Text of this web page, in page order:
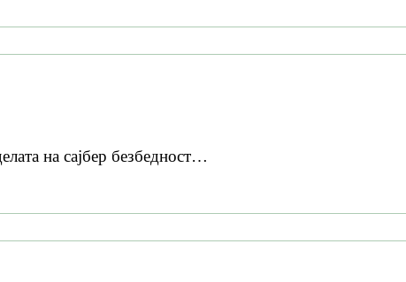
на сајбер безбедност…